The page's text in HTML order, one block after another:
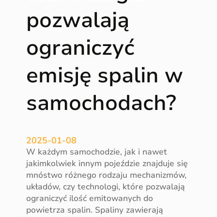
o
ś
k
t
a
l
i
t
o
r
a
pozwalają
ograniczyć
emisję spalin w
samochodach?
2025-01-08
W każdym samochodzie, jak i nawet
jakimkolwiek innym pojeździe znajduje się
mnóstwo różnego rodzaju mechanizmów,
układów, czy technologi, które pozwalają
ograniczyć ilość emitowanych do
powietrza spalin. Spaliny zawierają